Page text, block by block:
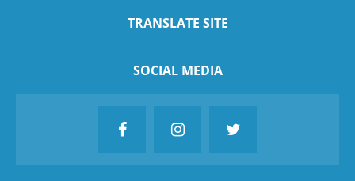
TRANSLATE SITE
SOCIAL MEDIA